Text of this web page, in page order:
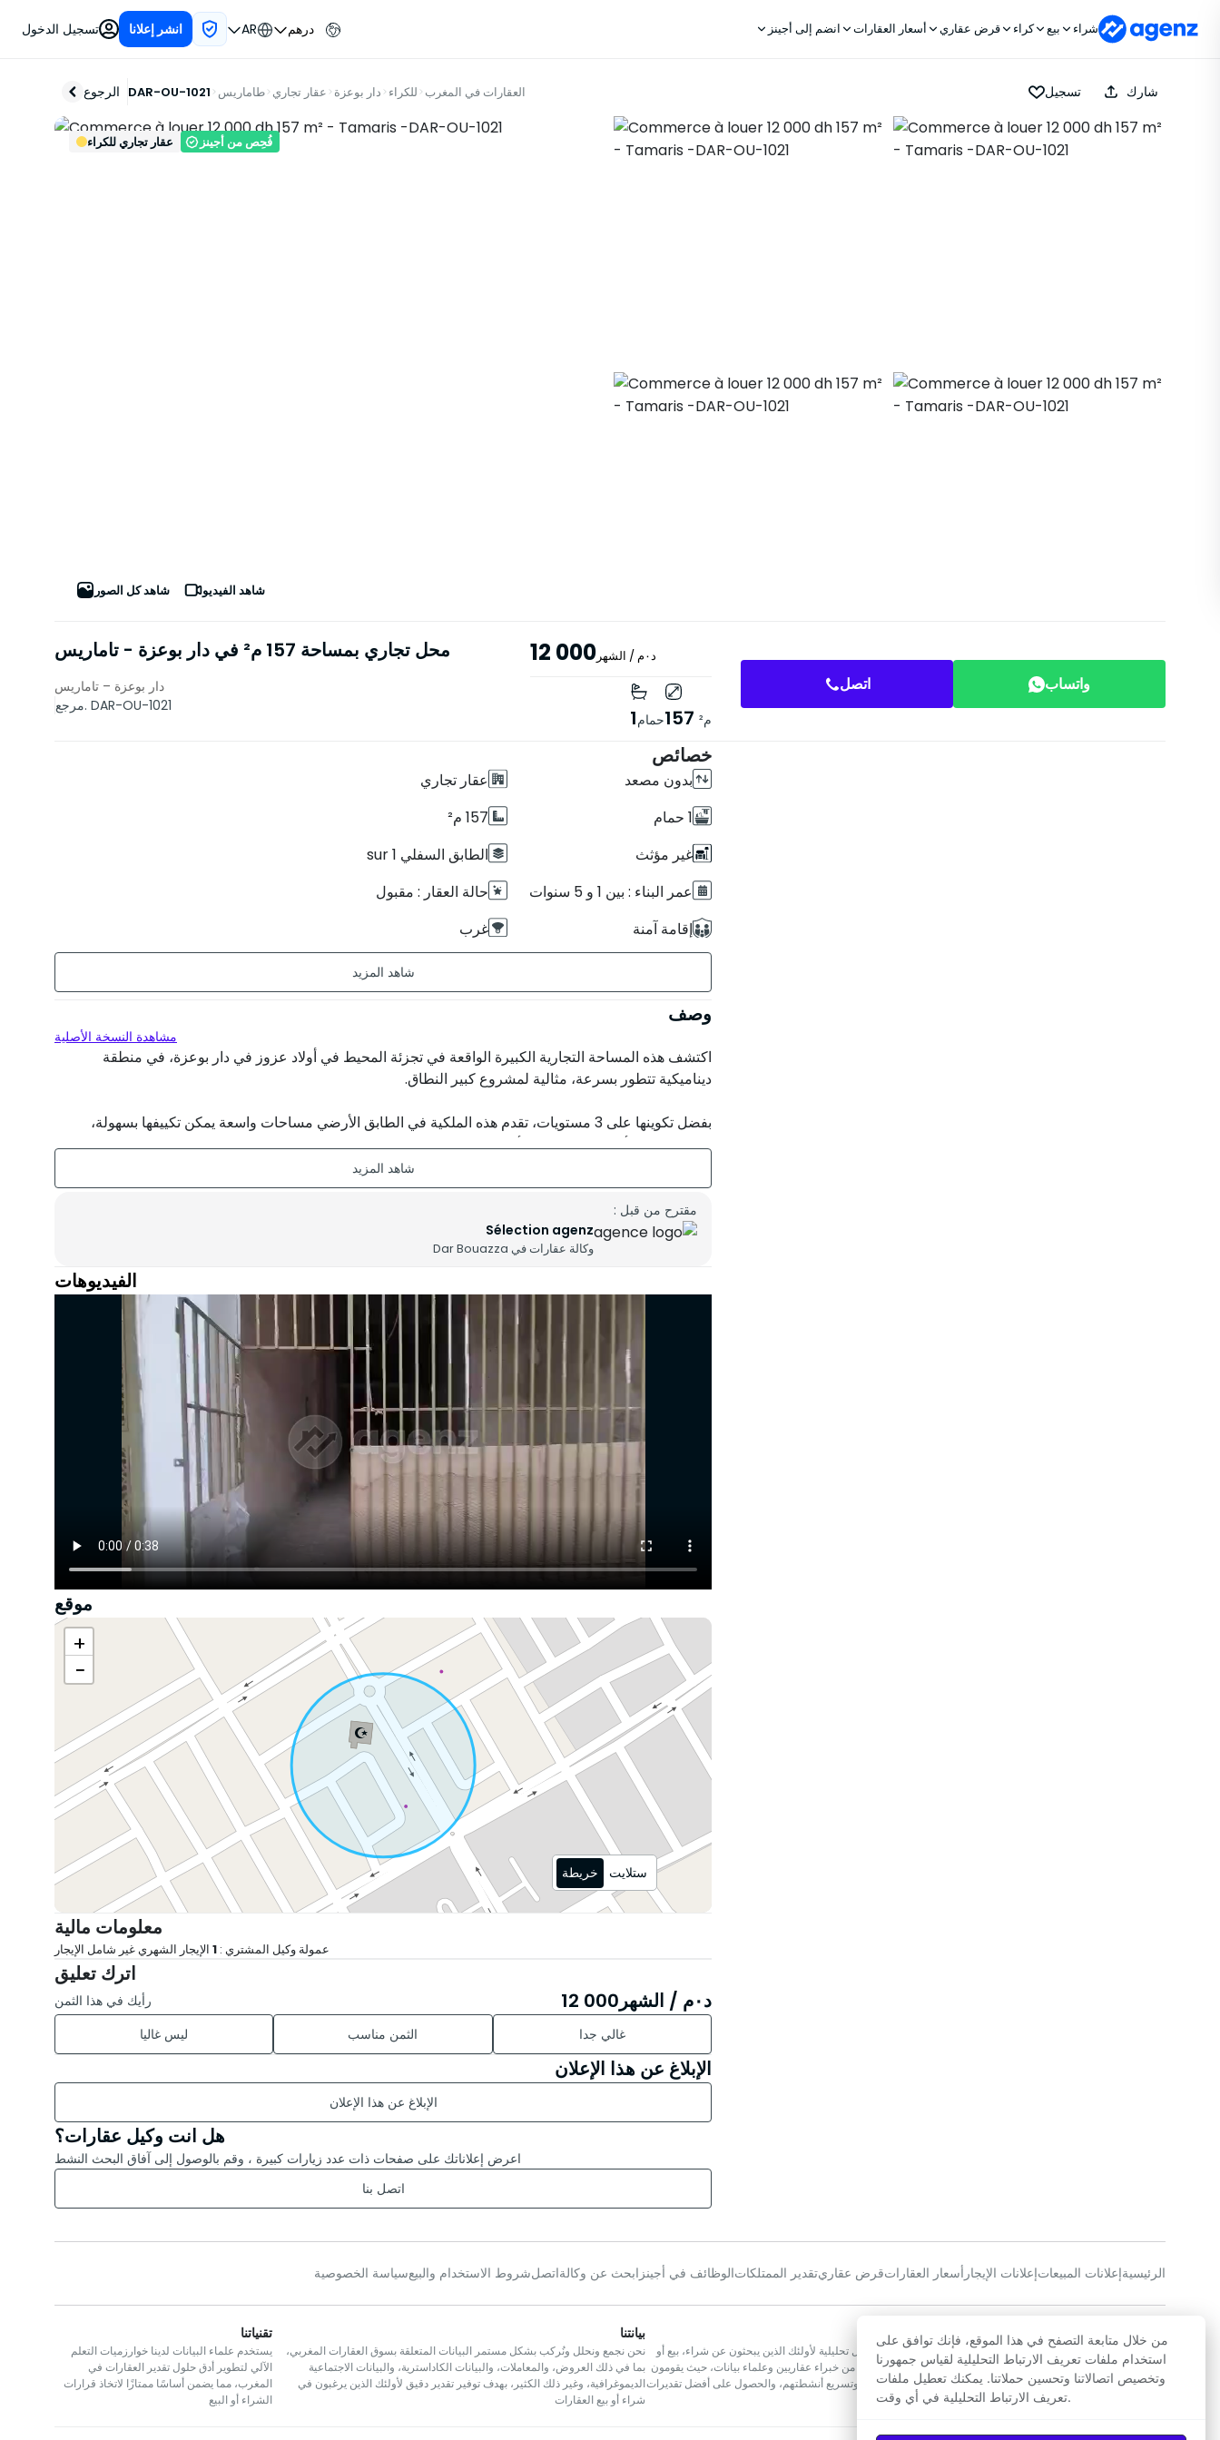
شراء بيع كراء قرض عقاري أسعار العقارات انضم إلى أجينز درهم AR انشر إعلانا تسجيل الدخول
الرجوع العقارات في المغرب للكراء دار بوعزة عقار تجاري طاماريس DAR-OU-1021 تسجيل شارك
شاهد كل الصور شاهد الفيديو
عقار تجاري للكراء فُحِص من أجينز
محل تجاري بمساحة 157 م² في دار بوعزة - تاماريس 12 000 د٠م / الشهر
دار بوعزة – تاماريس
مرجع. DAR-OU-1021
1حمام157 م²
اتصل واتساب
خصائص
بدون مصعد
عقار تجاري
1 حمام
157 م²
غير مؤثث
الطابق السفلي sur 1
عمر البناء : بين 1 و 5 سنوات
حالة العقار : مقبول
إقامة آمنة
غرب
وصف
مشاهدة النسخة الأصلية
اكتشف هذه المساحة التجارية الكبيرة الواقعة في تجزئة المحيط في أولاد عزوز في دار بوعزة، في منطقة
ديناميكية تتطور بسرعة، مثالية لمشروع كبير النطاق.
بفضل تكوينها على 3 مستويات، تقدم هذه الملكية في الطابق الأرضي مساحات واسعة يمكن تكييفها بسهولة،
مناسبة تمامًا لأنواع مختلفة من الأنشطة التجارية.
الميزات الرئيسية:
المساحة الأرضية: 77 م²
عقار ذو إمكانات عالية، مثالي لتطوير عملك في بيئة تتوسع بسرعة.
اتصل بنا الآن لمزيد من المعلومات أو لتنظيم زيارة.
مقترح من قبل :
Sélection agenz
وكالة عقارات في Dar Bouazza
الفيديوهات
موقع
+
−
خريطة ستلايت
معلومات مالية
عمولة وكيل المشتري : 1 الإيجار الشهري غير شامل الإيجار
اترك تعليق
رأيك في هذا الثمن 12 000 د٠م / الشهر
ليس غاليا الثمن مناسب غالي جدا
الإبلاغ عن هذا الإعلان
الإبلاغ عن هذا الإعلان
هل انت وكيل عقارات؟
اعرض إعلاناتك على صفحات ذات عدد زيارات كبيرة ، وقم بالوصول إلى آفاق البحث النشط
اتصل بنا
الرئيسيةإعلانات المبيعاتإعلانات الإيجار أسعار العقاراتقرض عقاريتقدير الممتلكاتالوظائف في أجينز ابحث عن وكالةاتصلشروط الاستخدام والبيعسياسة الخصوصية
عن الشركة
تسعى أجينز إلى جعل سوق العقارات المغربي أكثر شفافية وتقديم حلول تحليلية لأولئك الذين يبحثون عن شراء، بيع أو
الحصول على تقدير لأسعار العقارات. يتألف فريقنا المتميز في المغرب من خبراء عقاريين وعلماء بيانات، حيث يقومون
بتصميم أدوات مبتكرة تمكن عملائنا من اتخاذ قرارات عقارية مستنيرة، وتسريع أنشطتهم، والحصول على أفضل تقديرات
بيانتنا
نحن نجمع ونحلل ونُركب بشكل مستمر البيانات المتعلقة بسوق العقارات المغربي،
بما في ذلك العروض، والمعاملات، والبيانات الكاداسترية، والبيانات الاجتماعية
الديموغرافية، وغير ذلك الكثير، بهدف توفير تقدير دقيق لأولئك الذين يرغبون في
شراء أو بيع العقارات
تقنياتنا
يستخدم علماء البيانات لدينا خوارزميات التعلم
الآلي لتطوير أدق حلول تقدير العقارات في
المغرب، مما يضمن أساسًا ممتازًا لاتخاذ قرارات
الشراء أو البيع
من خلال متابعة التصفح في هذا الموقع، فإنك توافق على
استخدام ملفات تعريف الارتباط التحليلية لقياس جمهورنا
وتخصيص اتصالاتنا وتحسين حملاتنا. يمكنك تعطيل ملفات
تعريف الارتباط التحليلية في أي وقت.